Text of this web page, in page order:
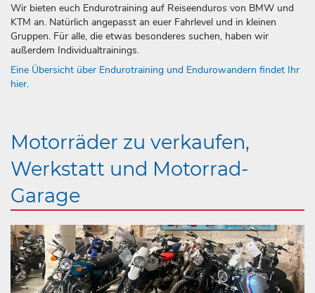
Wir bieten euch Endurotraining auf Reiseenduros von BMW und
KTM an. Natürlich angepasst an euer Fahrlevel und in kleinen
Gruppen. Für alle, die etwas besonderes suchen, haben wir
außerdem Individualtrainings.
Eine Übersicht über Endurotraining und Endurowandern findet Ihr
hier.
Motorräder zu verkaufen,
Werkstatt und Motorrad-
Garage